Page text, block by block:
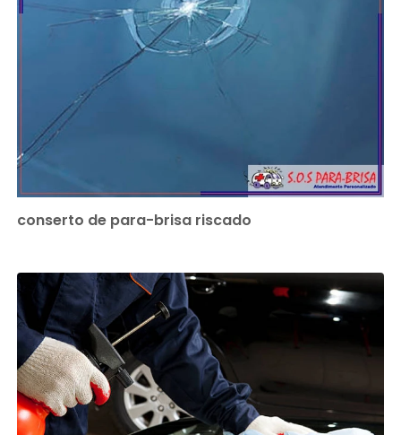
conserto de para-brisa riscado